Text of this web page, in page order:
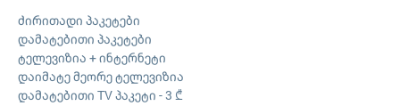
ძირითადი პაკეტები
დამატებითი პაკეტები
ტელევიზია + ინტერნეტი
დაიმატე მეორე ტელევიზია
დამატებითი TV პაკეტი - 3 ₾